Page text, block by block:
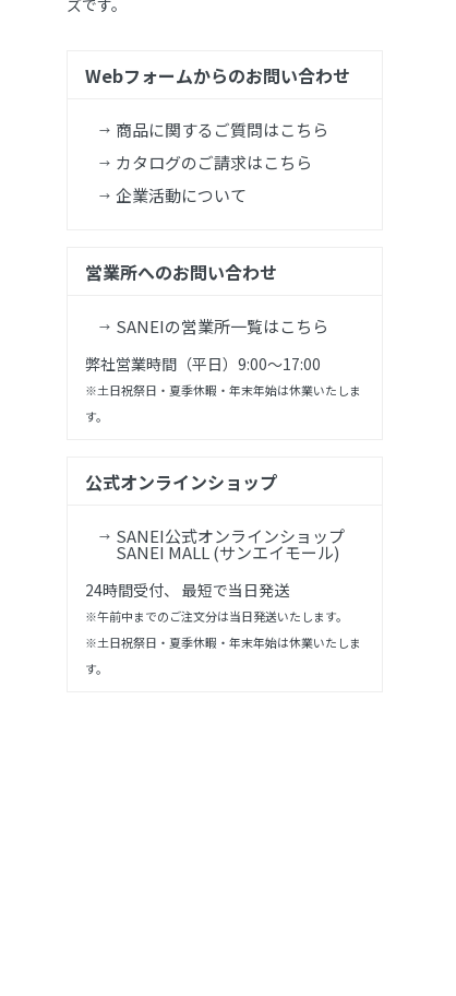
ズです。
Webフォームからのお問い合わせ
商品に関するご質問はこちら
カタログのご請求はこちら
企業活動について
営業所へのお問い合わせ
SANEIの営業所一覧はこちら
弊社営業時間（平日）9:00～17:00
※土日祝祭日・夏季休暇・年末年始は休業いたしま
す。
公式オンラインショップ
SANEI公式オンラインショップ
SANEI MALL (サンエイモール)
24時間受付、 最短で当日発送
※午前中までのご注文分は当日発送いたします。
※土日祝祭日・夏季休暇・年末年始は休業いたしま
す。